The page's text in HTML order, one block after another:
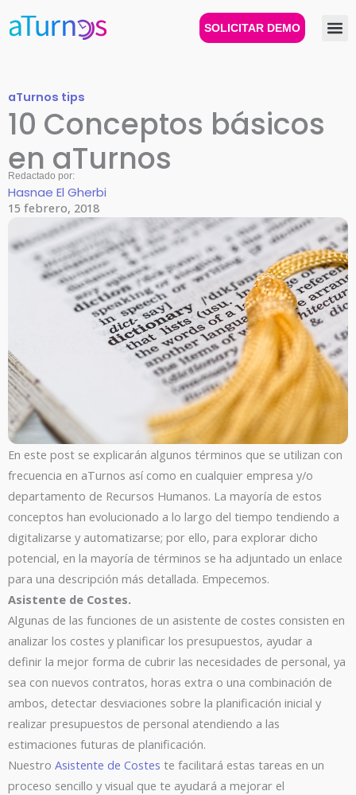
SOLICITAR DEMO
aTurnos tips
10 Conceptos básicos
en aTurnos
Redactado por:
Hasnae El Gherbi
15 febrero, 2018
En este post se explicarán algunos términos que se utilizan con
frecuencia en aTurnos así como en cualquier empresa y/o
departamento de Recursos Humanos. La mayoría de estos
conceptos han evolucionado a lo largo del tiempo tendiendo a
digitalizarse y automatizarse; por ello, para explorar dicho
potencial, en la mayoría de términos se ha adjuntado un enlace
para una descripción más detallada. Empecemos.
Asistente de Costes.
Algunas de las funciones de un asistente de costes consisten en
analizar los costes y planificar los presupuestos, ayudar a
definir la mejor forma de cubrir las necesidades de personal, ya
sea con nuevos contratos, horas extra o una combinación de
ambos, detectar desviaciones sobre la planificación inicial y
realizar presupuestos de personal atendiendo a las
estimaciones futuras de planificación.
Nuestro Asistente de Costes te facilitará estas tareas en un
proceso sencillo y visual que te ayudará a mejorar el